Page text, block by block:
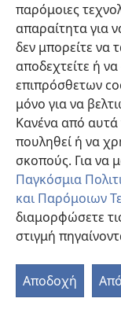
παρόμοιες
απαραίτητα για
δεν μπορείτε να
αποδεχτείτε ή
επιπρόσθετων
μόνο για να
Κανένα από αυτά
πουληθεί ή να
σκοπούς. Για να
Παγκόσμια
και Παρόμοιων
διαμορφώσετε
στιγμή
Αποδοχή
Τι Είναι οι
Σε ποιους
Χριστιανοί;